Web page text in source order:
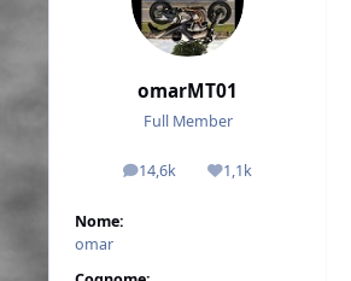
omarMT01
Full Member
14,6k
messaggi 1,1k
Reputazione
Nome:
omar